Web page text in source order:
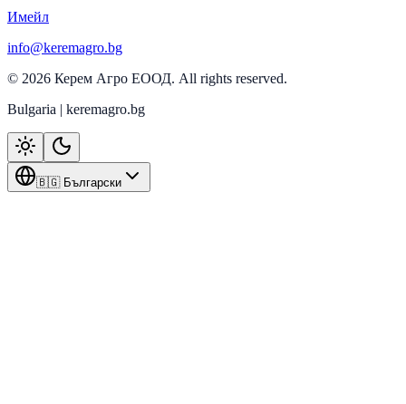
Имейл
info@keremagro.bg
© 2026 Керем Агро ЕООД. All rights reserved.
Bulgaria | keremagro.bg
🇧🇬 Български